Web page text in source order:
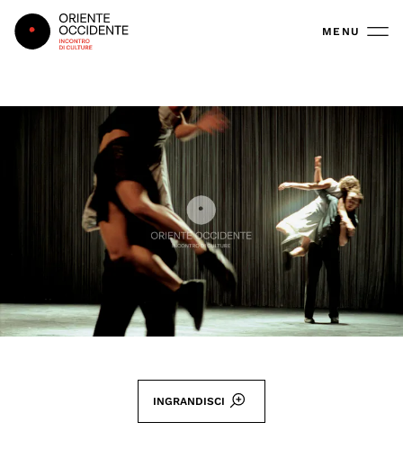
Oriente Occidente MENU
INGRANDISCI